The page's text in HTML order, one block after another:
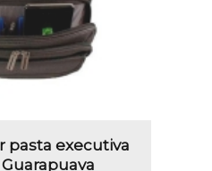
pasta executiva